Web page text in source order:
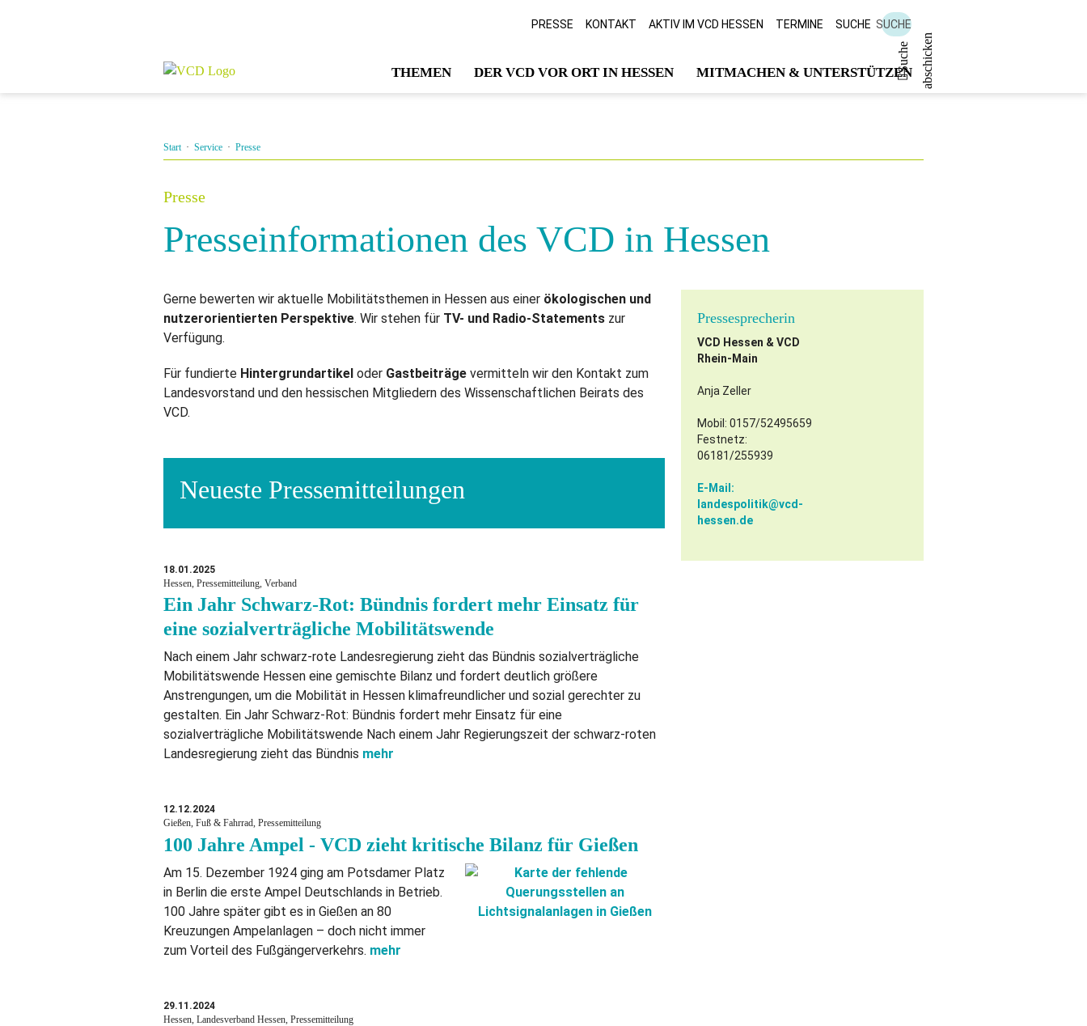
PRESSE KONTAKT AKTIV IM VCD HESSEN TERMINE SUCHE SUCHE
S
u
c
h
e
a
b
s
c
h
i
c
k
e n
THEMEN DER VCD VOR ORT IN HESSEN MITMACHEN & UNTERSTÜTZEN
Start· Service · Presse
Presse
Presseinformationen des VCD in Hessen
Gerne bewerten wir aktuelle Mobilitätsthemen in Hessen aus einer ökologischen und
nutzerorientierten Perspektive. Wir stehen für TV- und Radio-Statements zur
Verfügung.
Für fundierte Hintergrundartikel oder Gastbeiträge vermitteln wir den Kontakt zum
Landesvorstand und den hessischen Mitgliedern des Wissenschaftlichen Beirats des
VCD.
Neueste Pressemitteilungen
18.01.2025
Hessen, Pressemitteilung, Verband
Ein Jahr Schwarz-Rot: Bündnis fordert mehr Einsatz für
eine sozialverträgliche Mobilitätswende
Nach einem Jahr schwarz-rote Landesregierung zieht das Bündnis sozialverträgliche
Mobilitätswende Hessen eine gemischte Bilanz und fordert deutlich größere
Anstrengungen, um die Mobilität in Hessen klimafreundlicher und sozial gerechter zu
gestalten. Ein Jahr Schwarz-Rot: Bündnis fordert mehr Einsatz für eine
sozialverträgliche Mobilitätswende Nach einem Jahr Regierungszeit der schwarz-roten
Landesregierung zieht das Bündnis mehr
12.12.2024
Gießen, Fuß & Fahrrad, Pressemitteilung
100 Jahre Ampel - VCD zieht kritische Bilanz für Gießen
Am 15. Dezember 1924 ging am Potsdamer Platz
in Berlin die erste Ampel Deutschlands in Betrieb.
100 Jahre später gibt es in Gießen an 80
Kreuzungen Ampelanlagen – doch nicht immer
zum Vorteil des Fußgängerverkehrs. mehr
29.11.2024
Hessen, Landesverband Hessen, Pressemitteilung
Pressesprecherin
VCD Hessen & VCD
Rhein-Main
Anja Zeller
Mobil: 0157/52495659
Festnetz:
06181/255939
E-Mail:
landespolitik@vcd-
hessen.de